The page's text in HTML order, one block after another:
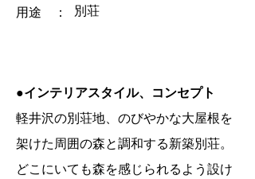
用途 ：
別荘
●インテリアスタイル、コンセプト
軽井沢の別荘地、のびやかな大屋根を
架けた周囲の森と調和する新築別荘。
どこにいても森を感じられるよう設け